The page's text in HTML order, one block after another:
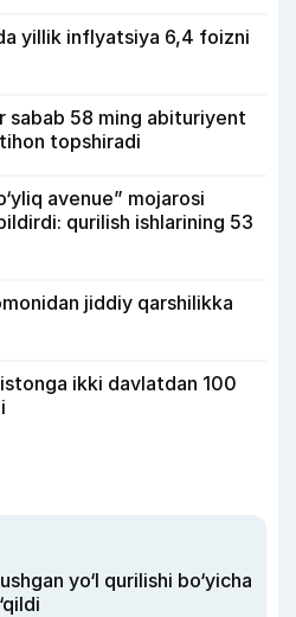
yillik inflyatsiya 6,4 foizni
sabab 58 ming abituriyent
topshiradi
avenue” mojarosi
qurilish ishlarining 53
jiddiy qarshilikka
ikki davlatdan 100
yo‘l qurilishi bo‘yicha